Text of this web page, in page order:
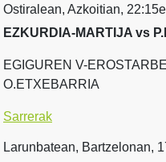
Ostiralean, Azkoitian,
EZKURDIA-MARTIJA vs
EGIGUREN V-
O.ETXEBARRIA
Sarrerak
Larunbatean, Bartzelonan,